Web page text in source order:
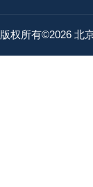
版权所有©2026 北